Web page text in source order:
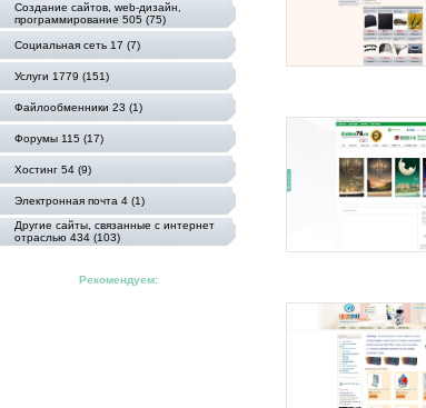
Создание сайтов, web-дизайн,
программирование 505 (75)
Социальная сеть 17 (7)
Услуги 1779 (151)
Файлообменники 23 (1)
Форумы 115 (17)
Хостинг 54 (9)
Электронная почта 4 (1)
Другие сайты, связанные с интернет
отраслью 434 (103)
Рекомендуем: